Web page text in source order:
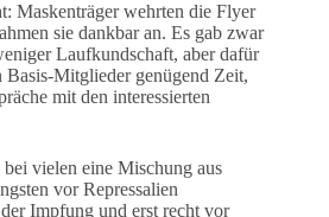
Maskenträger wehrten die Flyer
sie dankbar an. Es gab zwar
Laufkundschaft, aber dafür
Basis-Mitglieder genügend Zeit,
mit den interessierten
vielen eine Mischung aus
vor Repressalien
Impfung und erst recht vor